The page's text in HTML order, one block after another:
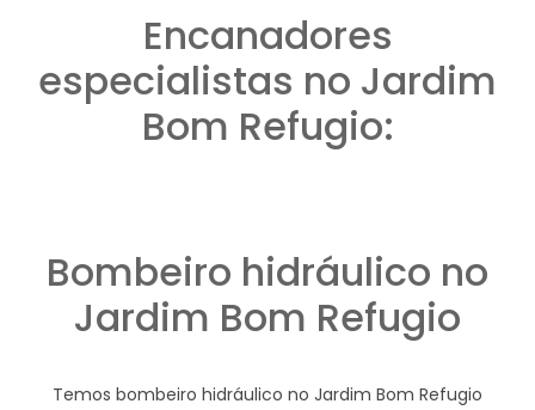
Encanadores
especialistas no Jardim
Bom Refugio:
Bombeiro hidráulico no
Jardim Bom Refugio
Temos bombeiro hidráulico no Jardim Bom Refugio